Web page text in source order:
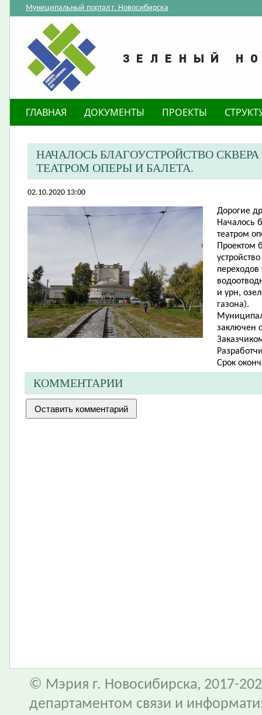
Муниципальный портал г. Новосибирска
ГЛАВНАЯ ДОКУМЕНТЫ ПРОЕКТЫ
НАЧАЛОСЬ БЛАГОУСТРОЙСТВО
ТЕАТРОМ ОПЕРЫ И БАЛЕТА.
02.10.2020 13:00
​Дорогие
Началось
театром
Проектом
и урн,
газона).
заключен
Срок
КОММЕНТАРИИ
© Мэрия г. Новосибирска, 2017-
департаментом связи и